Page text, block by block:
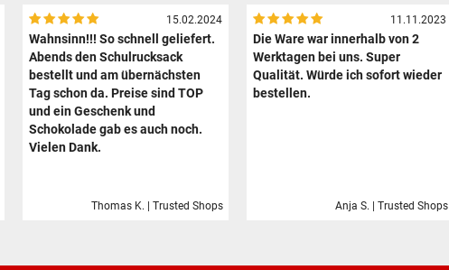
15.02.2024
Wahnsinn!!! So schnell geliefert.
Abends den Schulrucksack
bestellt und am übernächsten
Tag schon da. Preise sind TOP
und ein Geschenk und
Schokolade gab es auch noch.
Vielen Dank.
Thomas K. | Trusted Shops
11.11.2023
Die Ware war innerhalb von 2
Werktagen bei uns. Super
Qualität. Würde ich sofort wieder
bestellen.
Anja S. | Trusted Shops